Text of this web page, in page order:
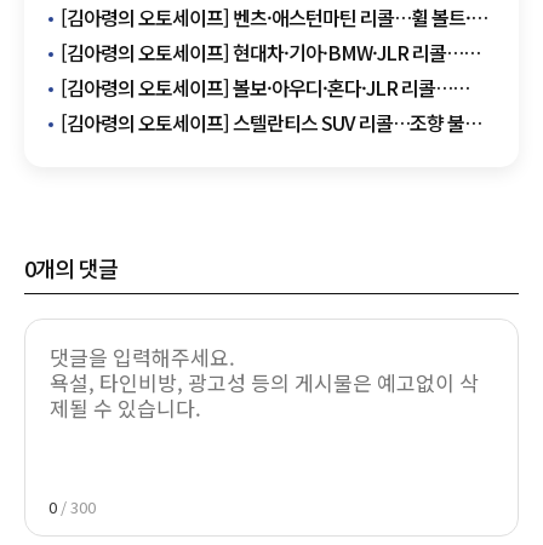
[김아령의 오토세이프] 벤츠·애스턴마틴 리콜…휠 볼트·
에어백·서스펜션 결함
[김아령의 오토세이프] 현대차·기아·BMW·JLR 리콜…
화재·서스펜션·배선 결함
[김아령의 오토세이프] 볼보·아우디·혼다·JLR 리콜…
배터리·브레이크·에어백 결함
[김아령의 오토세이프] 스텔란티스 SUV 리콜…조향 불능·
0개의 댓글
0 / 300